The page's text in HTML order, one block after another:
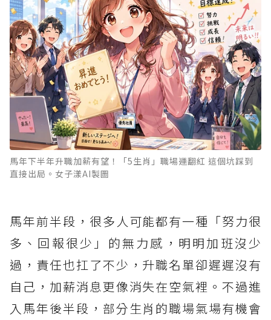
馬年下半年升職加薪有望！「5生肖」職場運翻紅 這個坑踩到
直接出局。女子漾AI製圖
馬年前半段，很多人可能都有一種「努力很
多、回報很少」的無力感，明明加班沒少
過，責任也扛了不少，升職名單卻遲遲沒有
自己，加薪消息更像消失在空氣裡。不過進
入馬年後半段，部分生肖的職場氣場有機會